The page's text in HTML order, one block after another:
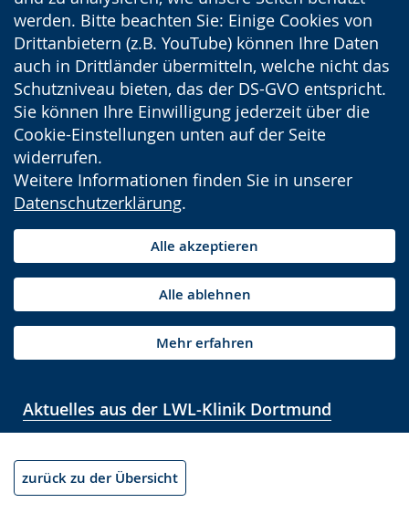
werden. Bitte beachten Sie: Einige Cookies von
Drittanbietern (z.B. YouTube) können Ihre Daten
auch in Drittländer übermitteln, welche nicht das
Schutzniveau bieten, das der DS-GVO entspricht.
Sie können Ihre Einwilligung jederzeit über die
Cookie-Einstellungen unten auf der Seite
widerrufen.
Weitere Informationen finden Sie in unserer
Datenschutzerklärung.
Alle akzeptieren
Alle ablehnen
Mehr erfahren
Aktuelles aus der LWL-Klinik Dortmund
zurück zu der Übersicht